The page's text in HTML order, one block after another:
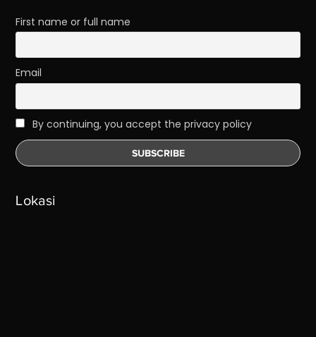
First name or full name
Email
By continuing, you accept the privacy policy
Lokasi